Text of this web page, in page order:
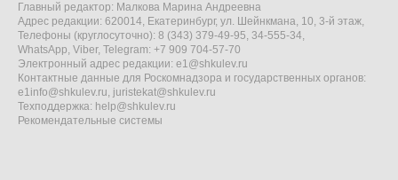
Главный редактор: Малкова Марина Андреевна
Адрес редакции: 620014, Екатеринбург, ул. Шейнкмана, 10, 3-й этаж,
Телефоны (круглосуточно): 8 (343) 379-49-95, 34-555-34,
WhatsApp, Viber, Telegram: +7 909 704-57-70
Электронный адрес редакции: e1@shkulev.ru
Контактные данные для Роскомнадзора и государственных органов:
e1info@shkulev.ru, juristekat@shkulev.ru
Техподдержка: help@shkulev.ru
Рекомендательные системы